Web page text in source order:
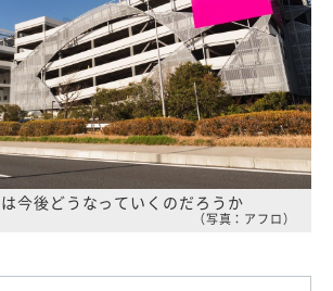
今後どうなっていくのだろうか
（写真：アフロ）